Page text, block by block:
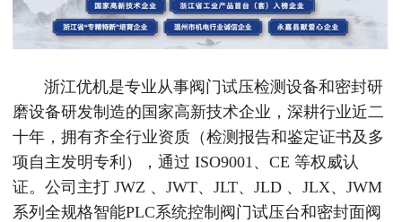
浙江优机是专业从事阀门试压检测设备和密封研
磨设备研发制造的国家高新技术企业，深耕行业近二
十年，拥有齐全行业资质（检测报告和鉴定证书及多
项自主发明专利），通过 ISO9001、CE 等权威认
证。公司主打 JWZ 、JWT、JLT、JLD 、JLX、JWM
系列全规格智能PLC系统控制阀门试压台和密封面阀